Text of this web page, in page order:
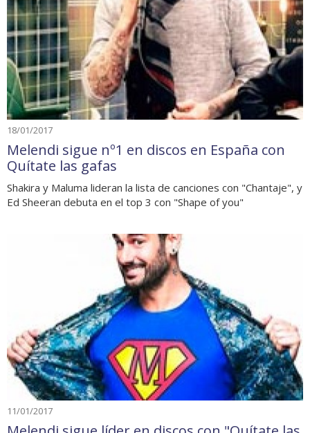
18/01/2017
Melendi sigue nº1 en discos en España con
Quítate las gafas
Shakira y Maluma lideran la lista de canciones con "Chantaje", y
Ed Sheeran debuta en el top 3 con "Shape of you"
11/01/2017